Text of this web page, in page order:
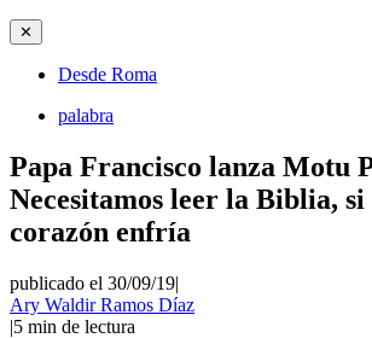
✕
Desde Roma
palabra
Papa Francisco lanza Motu
Necesitamos leer la Biblia, si
corazón enfría
publicado el 30/09/19|
Ary Waldir Ramos Díaz
|5 min de lectura